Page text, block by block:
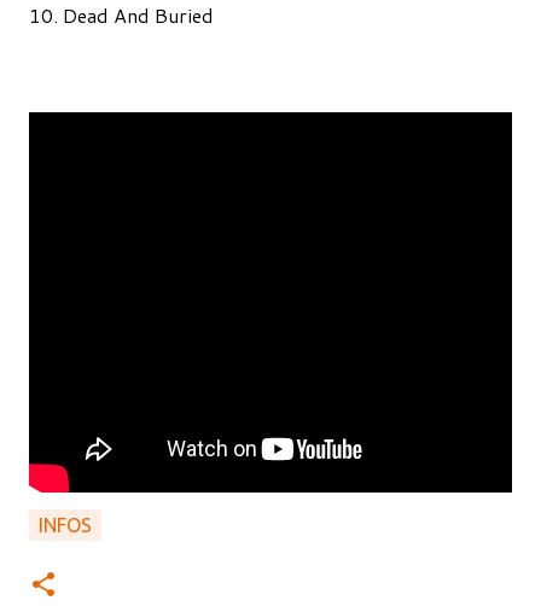
10. Dead And Buried
INFOS